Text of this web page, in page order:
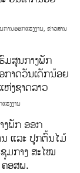
ການອອກແຮງງານ,ຂ່າວສານ
ມສູນກາງພັກ
ກາດວັນເດັກນ້ອຍ
ງຊາດລາວ
ຮງງານ
ງພັກ ອອກ
ນ ແລະ ປູກຕົ້ນໄມ້
ມກາງ ສະໄໝ
ຄອສພ.